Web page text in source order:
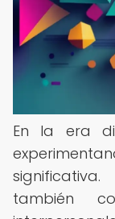
En la era
también